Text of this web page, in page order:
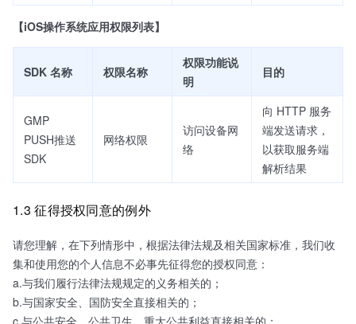
【iOS操作系统应用权限列表】
SDK 名称 权限名称
权限功能说
明
目的
GMP
PUSH推送
SDK
网络权限
访问设备网
络
向 HTTP 服务
端发送请求，
以获取服务端
解析结果
1.3 征得授权同意的例外
请您理解，在下列情形中，根据法律法规及相关国家标准，我们收
集和使用您的个人信息不必事先征得您的授权同意：
a.与我们履行法律法规规定的义务相关的；
b.与国家安全、国防安全直接相关的；